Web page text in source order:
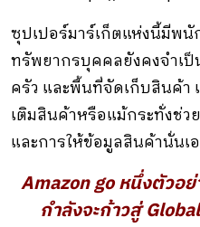
ซุปเปอร์มาร์เก็ตแห่งนี้มีพนั
ทรัพยากรบุคคลยังคงจำเ
ครัว และพื้นที่จัดเก็บสินค้า
เติมสินค้าหรือแม้กระทั่งช่ว
และการให้ข้อมูลสินค้านั่นเ
Amazon goหนึ่งตัวอย่
กำลังจะก้าวสู่